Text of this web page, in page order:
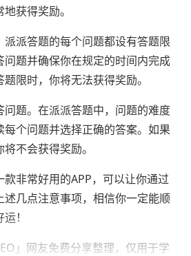
获得奖励。
派答题的每个问题都设有答题限
问题并确保你在规定的时间内完成
限时，你将无法获得奖励。
问题。在派派答题中，问题的难度
个问题并选择正确的答案。如果
不会获得奖励。
非常好用的APP，可以让你通过
几点注意事项，相信你一定能顺
！
」网友免费分享整理，仅用于学